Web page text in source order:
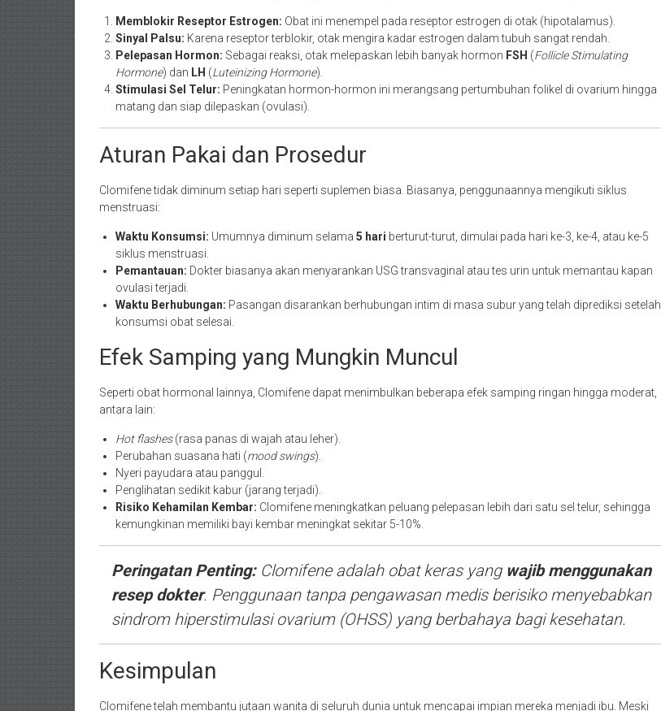
Memblokir Reseptor Estrogen: Obat ini menempel pada reseptor estrogen di otak (hipotalamus).
Sinyal Palsu: Karena reseptor terblokir, otak mengira kadar estrogen dalam tubuh sangat rendah.
Pelepasan Hormon: Sebagai reaksi, otak melepaskan lebih banyak hormon FSH (Follicle Stimulating
Hormone) dan LH (Luteinizing Hormone).
Stimulasi Sel Telur: Peningkatan hormon-hormon ini merangsang pertumbuhan folikel di ovarium hingga
matang dan siap dilepaskan (ovulasi).
Aturan Pakai dan Prosedur
Clomifene tidak diminum setiap hari seperti suplemen biasa. Biasanya, penggunaannya mengikuti siklus
menstruasi:
Waktu Konsumsi: Umumnya diminum selama 5 hari berturut-turut, dimulai pada hari ke-3, ke-4, atau ke-5
siklus menstruasi.
Pemantauan: Dokter biasanya akan menyarankan USG transvaginal atau tes urin untuk memantau kapan
ovulasi terjadi.
Waktu Berhubungan: Pasangan disarankan berhubungan intim di masa subur yang telah diprediksi setelah
konsumsi obat selesai.
Efek Samping yang Mungkin Muncul
Seperti obat hormonal lainnya, Clomifene dapat menimbulkan beberapa efek samping ringan hingga moderat,
antara lain:
Hot flashes(rasa panas di wajah atau leher).
Perubahan suasana hati (mood swings).
Nyeri payudara atau panggul.
Penglihatan sedikit kabur (jarang terjadi).
Risiko Kehamilan Kembar: Clomifene meningkatkan peluang pelepasan lebih dari satu sel telur, sehingga
kemungkinan memiliki bayi kembar meningkat sekitar 5-10%.
Peringatan Penting:Clomifene adalah obat keras yang wajib menggunakan
resep dokter. Penggunaan tanpa pengawasan medis berisiko menyebabkan
sindrom hiperstimulasi ovarium (OHSS) yang berbahaya bagi kesehatan.
Kesimpulan
Clomifene telah membantu jutaan wanita di seluruh dunia untuk mencapai impian mereka menjadi ibu. Meski